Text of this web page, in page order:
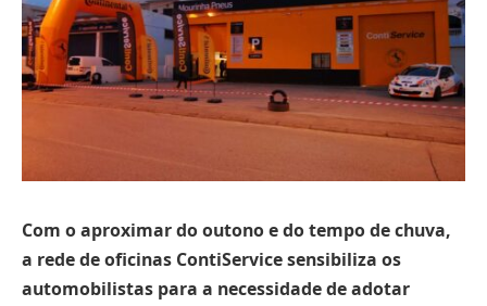
Com o aproximar do outono e do tempo de chuva,
a rede de oficinas ContiService sensibiliza os
automobilistas para a necessidade de adotar